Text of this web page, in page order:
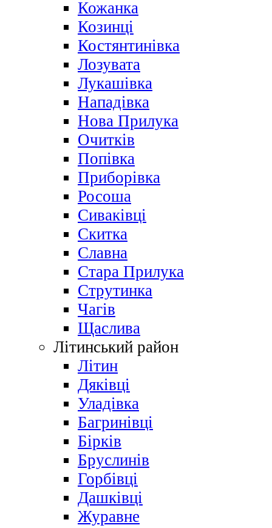
Кожанка
Козинці
Костянтинівка
Лозувата
Лукашівка
Нападівка
Нова Прилука
Очитків
Попівка
Приборівка
Росоша
Сиваківці
Скитка
Славна
Стара Прилука
Струтинка
Чагів
Щаслива
Літинський район
Літин
Дяківці
Уладівка
Багринівці
Бірків
Бруслинів
Горбівці
Дашківці
Журавне